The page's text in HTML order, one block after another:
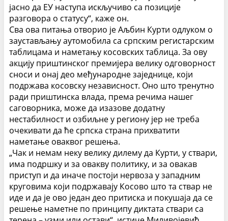
јасно да ЕУ наступа искључиво са позиције
разговора о статусу“, каже он.
Сва ова питања отворио је Аљбин Курти одлуком о
заустављању аутомобила са српским регистарским
таблицама и наметању косовских таблица. За ову
акцију приштинског премијера велику одговорност
сноси и онај део међународне заједнице, који
подржава косовску независност. Оно што тренутно
ради приштинска влада, према речима нашег
саговорника, може да изазове додатну
нестабилност и озбиљне у региону јер не треба
очекивати да ће српска страна прихватити
наметање оваквог решења.
„Чак и немам неку велику дилему да Курти, у ствари,
има подршку и за овакву политику, и за овакав
приступ и да иначе постоји нервоза у западним
круговима који подржавају Косово што та ствар не
иде и да је ово један део притиска и покушаја да се
решење наметне по принципу диктата ствари са